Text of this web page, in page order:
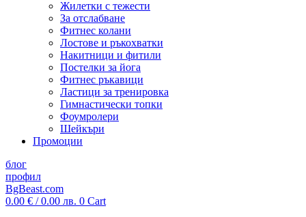
Жилетки с тежести
За отслабване
Фитнес колани
Лостове и ръкохватки
Накитници и фитили
Постелки за йога
Фитнес ръкавици
Ластици за тренировка
Гимнастически топки
Фоумролери
Шейкъри
Промоции
блог
профил
BgBeast.com
0.00 € / 0.00 лв. 0 Cart